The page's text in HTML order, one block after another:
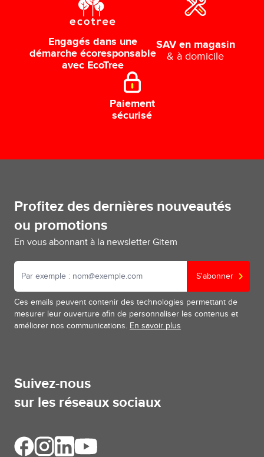
Engagés dans une
démarche écoresponsable
avec EcoTree
SAV en magasin
& à domicile
Paiement
sécurisé
Profitez des dernières nouveautés
ou promotions
En vous abonnant à la newsletter Gitem
S'abonner
Ces emails peuvent contenir des technologies permettant de
mesurer leur ouverture afin de personnaliser les contenus et
améliorer nos communications. En savoir plus
Suivez-nous
sur les réseaux sociaux